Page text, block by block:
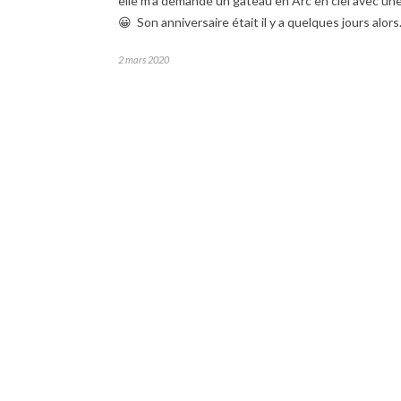
😀 Son anniversaire était il y a quelques jours
2 mars 2020